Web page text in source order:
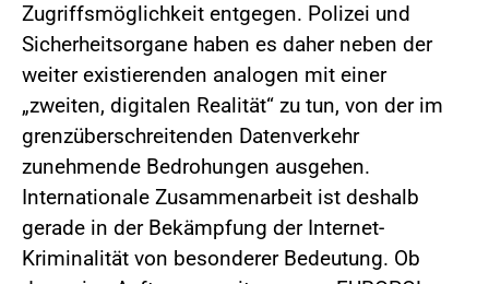
Zugriffsmöglichkeit entgegen. Polizei und
Sicherheitsorgane haben es daher neben der
weiter existierenden analogen mit einer
„zweiten, digitalen Realität“ zu tun, von der im
grenzüberschreitenden Datenverkehr
zunehmende Bedrohungen ausgehen.
Internationale Zusammenarbeit ist deshalb
gerade in der Bekämpfung der Internet-
Kriminalität von besonderer Bedeutung. Ob